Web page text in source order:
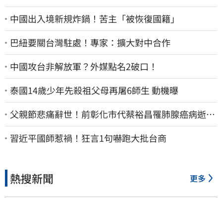
中國出入境新規炸鍋！苦主「被恢復國籍」
巴紐要關台灣駐處！專家：擴大對中合作
中國攻台非解放軍？外媒點名2破口！
泰國14歲少年先殺祖父母再屠6師生 動機曝
父親節悲痛辭世！前彰化市代蔡裕昌罹肺腺癌病逝
享壽71歲
習近平國師惹禍！狂言1句嚇跑大批台商
熱搜新聞 更多